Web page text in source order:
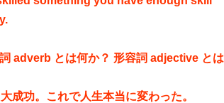
adverb とは何か？ 形容詞 adjective とは
成功。これで人生本当に変わった。